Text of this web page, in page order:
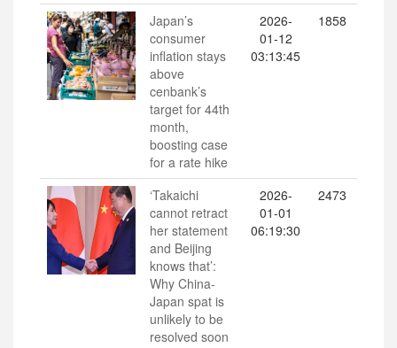
Japan’s
consumer
inflation stays
above
cenbank’s
target for 44th
month,
boosting case
for a rate hike
2026-
01-12
03:13:45
1858
‘Takaichi
cannot retract
her statement
and Beijing
knows that’:
Why China-
Japan spat is
unlikely to be
resolved soon
2026-
01-01
06:19:30
2473